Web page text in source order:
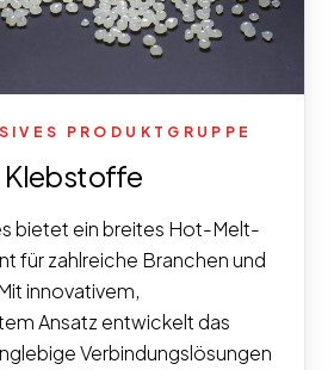
PRODUKTGRUPPE
Klebstoffe
bietet ein breites Hot-Melt-
für zahlreiche Branchen und
innovativem,
Ansatz entwickelt das
Verbindungslösungen